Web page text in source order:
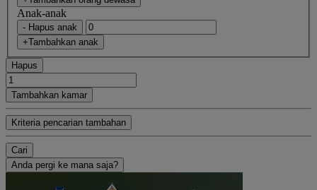
Anak-anak
- Hapus anak
+Tambahkan anak
Hapus
Tambahkan kamar
Kriteria pencarian tambahan
Cari
Anda pergi ke mana saja?